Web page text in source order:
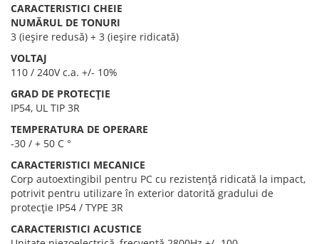
CARACTERISTICI CHEIE
NUMĂRUL DE TONURI
3 (ieșire redusă) + 3 (ieșire ridicată)
VOLTAJ
110 / 240V c.a. +/- 10%
GRAD DE PROTECȚIE
IP54, UL TIP 3R
TEMPERATURA DE OPERARE
-30 / + 50 C °
CARACTERISTICI MECANICE
Corp autoextingibil pentru PC cu rezistență ridicată la impact,
potrivit pentru utilizare în exterior datorită gradului de
protecție IP54 / TYPE 3R
CARACTERISTICI ACUSTICE